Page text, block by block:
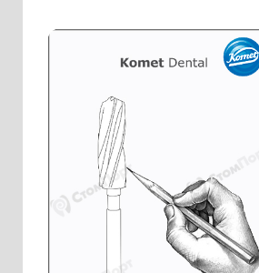
Наконечники и переходники KaVo